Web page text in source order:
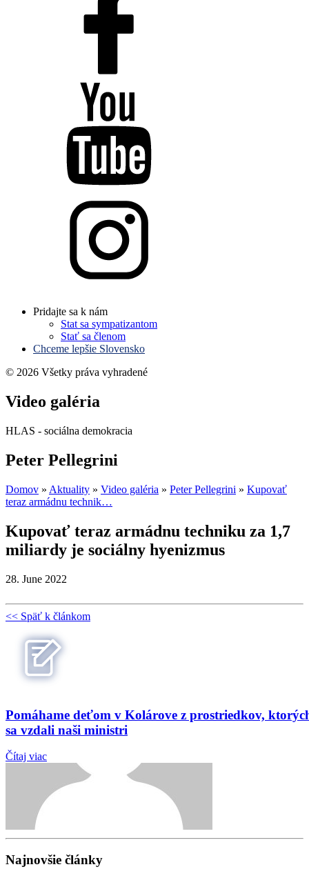
Pridajte sa k nám
Stat sa sympatizantom
Stať sa členom
Chceme lepšie Slovensko
© 2026 Všetky práva vyhradené
Video galéria
HLAS - sociálna demokracia
Peter Pellegrini
Domov » Aktuality » Video galéria » Peter Pellegrini » Kupovať
teraz armádnu technik…
Kupovať teraz armádnu techniku za 1,7
miliardy je sociálny hyenizmus
28. June 2022
<< Späť k článkom
Pomáhame deťom v Kolárove z prostriedkov,
sa vzdali naši ministri
Čítaj viac
Najnovšie články